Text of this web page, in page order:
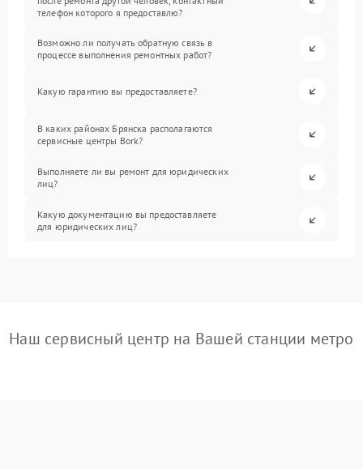
телефон которого я предоставлю?
Возможно ли получать обратную связь в
процессе выполнения ремонтных работ?
Какую гарантию вы предоставляете?
В каких районах Брянска располагаются
сервисные центры Bork?
Выполняете ли вы ремонт для юридических
лиц?
Какую документацию вы предоставляете
для юридических лиц?
Наш сервисный центр на Вашей станции метро